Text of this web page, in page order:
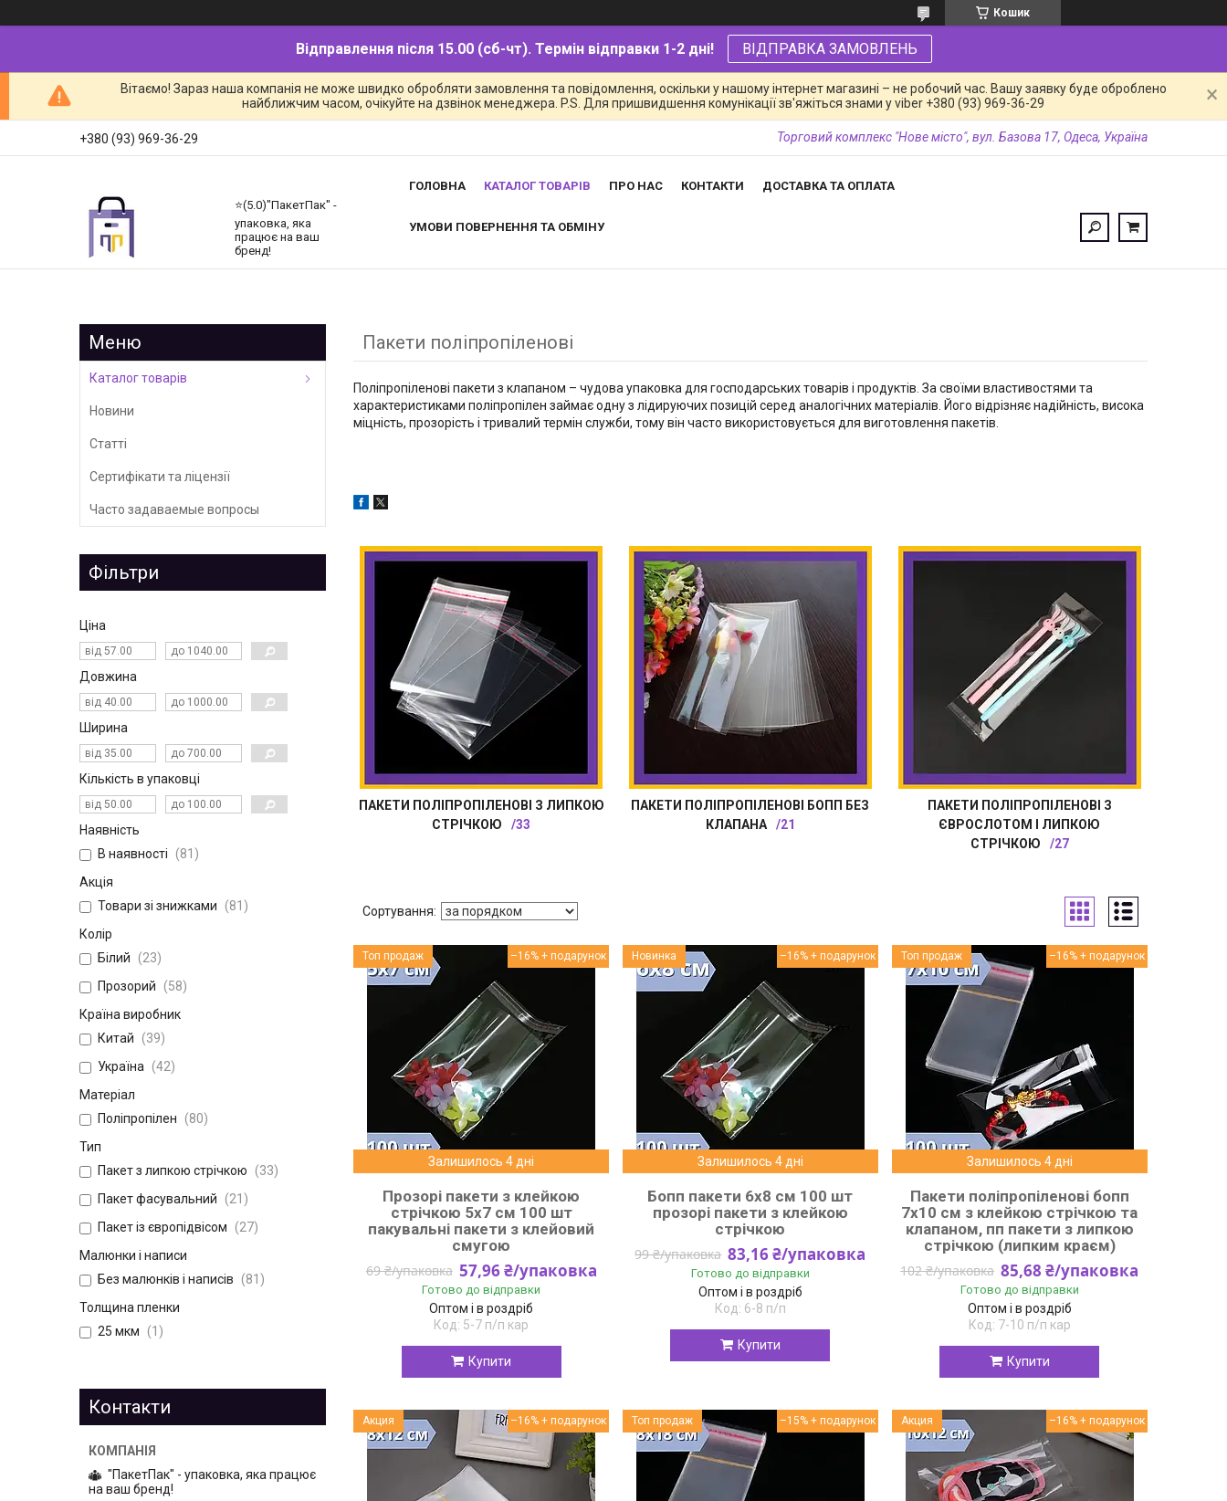
Кошик
Відправлення після 15.00 (сб-чт). Термін відправки 1-2 дні! ВІДПРАВКА ЗАМОВЛЕНЬ
Вітаємо! Зараз наша компанія не може швидко обробляти замовлення та повідомлення, оскільки у нашому інтернет магазині – не робочий час. Вашу заявку буде оброблено
найближчим часом, очікуйте на дзвінок менеджера. P.S. Для пришвидшення комунікації зв'яжіться знами у viber +380 (93) 969-36-29
+380 (93) 969-36-29 Торговий комплекс "Нове місто", вул. Базова 17, Одеса, Україна
⭐️(5.0)"ПакетПак" -
упаковка, яка
працює на ваш
бренд!
ГОЛОВНА КАТАЛОГ ТОВАРІВ ПРО НАС КОНТАКТИ ДОСТАВКА ТА ОПЛАТА
УМОВИ ПОВЕРНЕННЯ ТА ОБМІНУ
Пакети поліпропіленові
Поліпропіленові пакети з клапаном – чудова упаковка для господарських товарів і продуктів. За своїми властивостями та
характеристиками поліпропілен займає одну з лідируючих позицій серед аналогічних матеріалів. Його відрізняє надійність, висока
міцність, прозорість і тривалий термін служби, тому він часто використовується для виготовлення пакетів.
ПАКЕТИ ПОЛІПРОПІЛЕНОВІ З ЛИПКОЮ
СТРІЧКОЮ
33
ПАКЕТИ ПОЛІПРОПІЛЕНОВІ БОПП БЕЗ
КЛАПАНА
21
ПАКЕТИ ПОЛІПРОПІЛЕНОВІ З
ЄВРОСЛОТОМ І ЛИПКОЮ
СТРІЧКОЮ
27
Топ продаж –16%
Залишилось 4 дні
Прозорі пакети з клейкою
стрічкою 5x7 см 100 шт
пакувальні пакети з клейовий
смугою
69 ₴/упаковка 57,96 ₴/упаковка
Готово до відправки
Оптом і в роздріб
5-7 п/п кар
Купити
Новинка –16%
Залишилось 4 дні
Бопп пакети 6x8 см 100 шт
прозорі пакети з клейкою
стрічкою
99 ₴/упаковка 83,16 ₴/упаковка
Готово до відправки
Оптом і в роздріб
6-8 п/п
Купити
Топ продаж –16%
Залишилось 4 дні
Пакети поліпропіленові бопп
7x10 см з клейкою стрічкою та
клапаном, пп пакети з липкою
стрічкою (липким краєм)
102 ₴/упаковка 85,68 ₴/упаковка
Готово до відправки
Оптом і в роздріб
7-10 п/п кар
Купити
Акция –16% Топ продаж –15% Акция –16%
Каталог товарів
Новини
Статті
Сертифікати та ліцензії
Часто задаваемые вопросы
Фільтри
Ціна
Довжина
Ширина
Кількість в упаковці
Наявність
В наявності
81
Акція
Товари зі знижками
81
Колір
Білий
23
Прозорий
58
Країна виробник
Китай
39
Україна
42
Матеріал
Поліпропілен
80
Тип
Пакет з липкою стрічкою
33
Пакет фасувальний
21
Пакет із європідвісом
27
Малюнки і написи
Без малюнків і написів
81
Толщина пленки
25 мкм
1
Контакти
"ПакетПак" - упаковка, яка працює
на ваш бренд!